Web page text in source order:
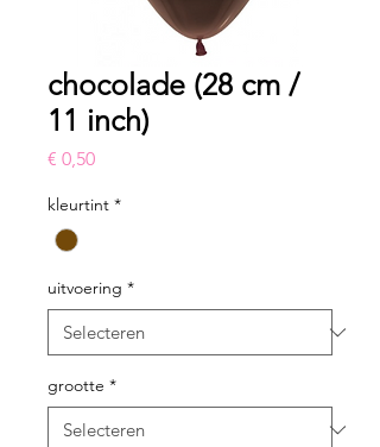
chocolade (28 cm /
11 inch)
€ 0,50Prijs
kleurtint *
uitvoering *
grootte *